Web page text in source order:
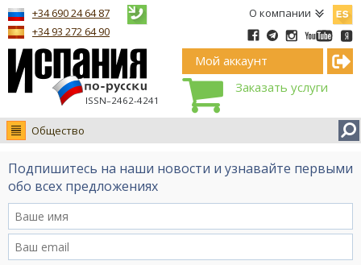
О компании
ISSN–2462-4241
+34 690 24 64 87
+34 93 272 64 90
Мой аккаунт
Заказать услуги
Общество
Новости
Интервью
Видео Ruso.TV
BCN life
Подпишитесь на наши новости и узнавайте первыми
обо всех предложениях